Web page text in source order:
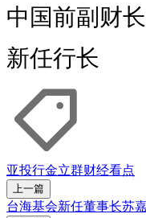
中国前副财
新任行长
亚投行金立群财经看点
上一篇
台海基会新任董事长苏